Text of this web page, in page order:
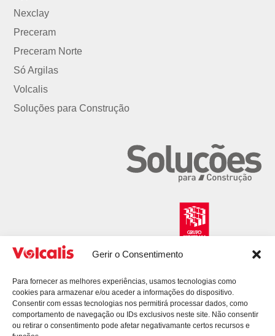
Gerir o Consentimento
Para fornecer as melhores experiências, usamos tecnologias como
cookies para armazenar e/ou aceder a informações do dispositivo.
Consentir com essas tecnologias nos permitirá processar dados, como
comportamento de navegação ou IDs exclusivos neste site. Não consentir
ou retirar o consentimento pode afetar negativamante certos recursos e
Nexclay
Preceram
Preceram Norte
Só Argilas
Volcalis
Soluções para Construção